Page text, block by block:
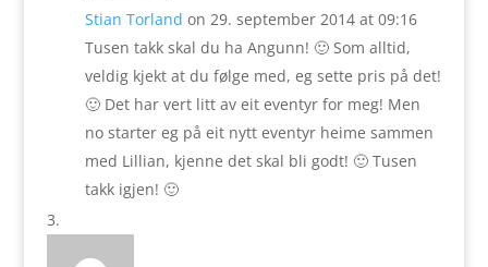
Stian Torland on 29. september 2014 at 09:16
Tusen takk skal du ha Angunn! 🙂 Som alltid,
veldig kjekt at du følge med, eg sette pris på det!
🙂 Det har vert litt av eit eventyr for meg! Men
no starter eg på eit nytt eventyr heime sammen
med Lillian, kjenne det skal bli godt! 🙂 Tusen
takk igjen! 🙂